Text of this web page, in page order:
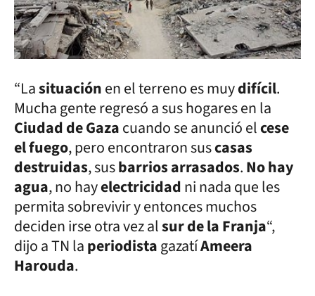
“Lasituaciónen el terreno es muydifícil.
Mucha gente regresó a sus hogares en la
Ciudad de Gazacuando se anunció elcese
el fuego, pero encontraron suscasas
destruidas, susbarrios arrasados.No hay
agua, no hayelectricidadni nada que les
permita sobrevivir y entonces muchos
deciden irse otra vez alsur de la Franja“,
dijo a TN laperiodistagazatíAmeera
Harouda.